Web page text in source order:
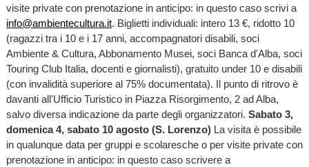
visite private con prenotazione in anticipo: in questo caso scrivi a
info@ambientecultura.it. Biglietti individuali: intero 13 €, ridotto 10
(ragazzi tra i 10 e i 17 anni, accompagnatori disabili, soci
Ambiente & Cultura, Abbonamento Musei, soci Banca d'Alba, soci
Touring Club Italia, docenti e giornalisti), gratuito under 10 e disabili
(con invalidità superiore al 75% documentata). Il punto di ritrovo è
davanti all'Ufficio Turistico in Piazza Risorgimento, 2 ad Alba,
salvo diversa indicazione da parte degli organizzatori. Sabato 3,
domenica 4, sabato 10 agosto (S. Lorenzo) La visita è possibile
in qualunque data per gruppi e scolaresche o per visite private con
prenotazione in anticipo: in questo caso scrivere a